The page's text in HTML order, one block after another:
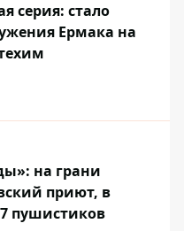
серия: стало
Ермака на
на грани
приют, в
пушистиков